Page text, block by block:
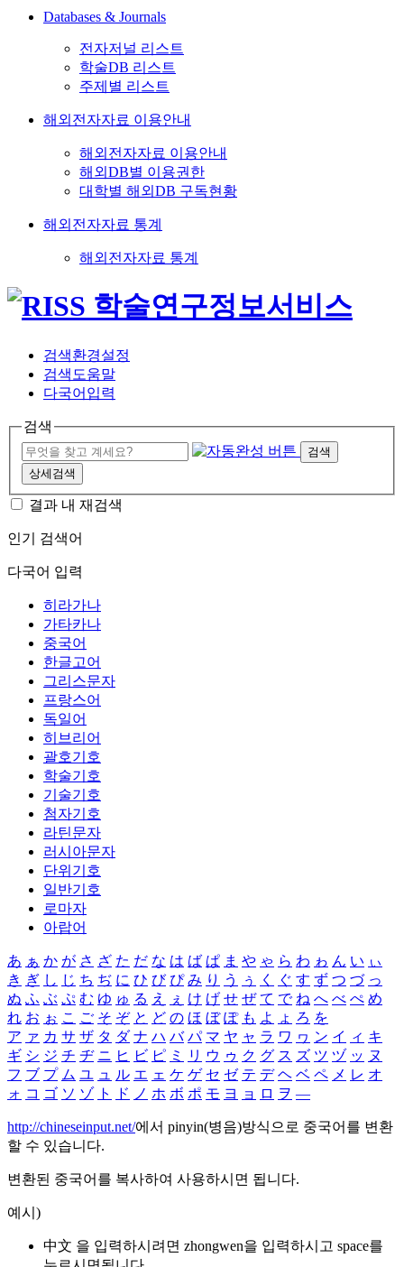
Databases & Journals
전자저널 리스트
학술DB 리스트
주제별 리스트
해외전자자료 이용안내
해외전자자료 이용안내
해외DB별 이용권한
대학별 해외DB 구독현황
해외전자자료 통계
해외전자자료 통계
검색환경설정
검색도움말
다국어입력
검색
검색
상세검색
결과 내 재검색
인기 검색어
다국어 입력
히라가나
가타카나
중국어
한글고어
그리스문자
프랑스어
독일어
히브리어
괄호기호
학술기호
기술기호
첨자기호
라틴문자
러시아문자
단위기호
일반기호
로마자
아랍어
あ ぁ か が さ ざ た だ な は ば ぱ ま や ゃ ら わ ゎ ん い ぃ
き ぎ し じ ち ぢ に ひ び ぴ み り う ぅ く ぐ す ず つ づ っ
ぬ ふ ぶ ぷ む ゆ ゅ る え ぇ け げ せ ぜ て で ね へ べ ぺ め
れ お ぉ こ ご そ ぞ と ど の ほ ぼ ぽ も よ ょ ろ を
ア ァ カ サ ザ タ ダ ナ ハ バ パ マ ヤ ャ ラ ワ ヮ ン イ ィ キ
ギ シ ジ チ ヂ ニ ヒ ビ ピ ミ リ ウ ゥ ク グ ス ズ ツ ヅ ッ ヌ
フ ブ プ ム ユ ュ ル エ ェ ケ ゲ セ ゼ テ デ ヘ ベ ペ メ レ オ
ォ コ ゴ ソ ゾ ト ド ノ ホ ボ ポ モ ヨ ョ ロ ヲ ―
http://chineseinput.net/에서 pinyin(병음)방식으로 중국어를 변환
할 수 있습니다.
변환된 중국어를 복사하여 사용하시면 됩니다.
예시)
中文 을 입력하시려면 zhongwen을 입력하시고 space를